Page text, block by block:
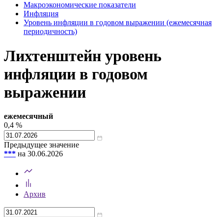
Макроэкономические показатели
Инфляция
Уровень инфляции в годовом выражении (ежемесячная
периодичность)
Лихтенштейн уровень
инфляции в годовом
выражении
ежемесячный
0,4 %
Предыдущее значение
*** на 30.06.2026
Архив